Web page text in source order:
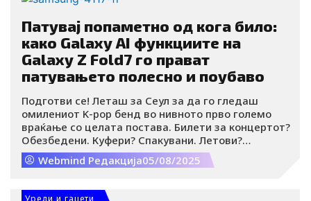
Патувај попаметно од кога било:
како Galaxy AI функциите на
Galaxy Z Fold7 го прават
патувањето полесно и поубаво
Подготви се! Леташ за Сеул за да го гледаш
омилениот K-pop бенд во нивното прво големо
враќање со целата постава. Билети за концертот?
Обезбедени. Куфери? Спакувани. Летови?
Резервирани. Но пред да го направиш првото
селфи од аеродромот, има неколку детали што
Webmind Редакција05/08/2025
Уреди и гаџети